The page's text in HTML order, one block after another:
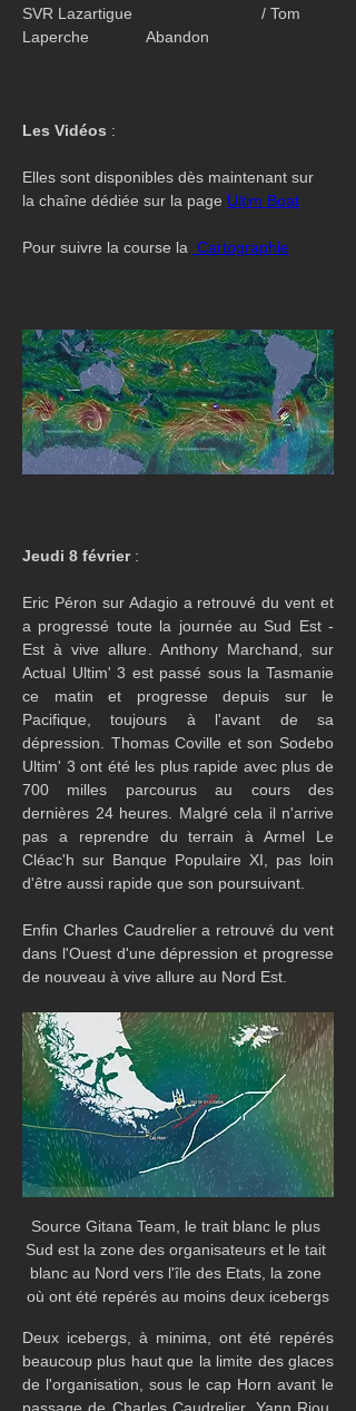
SVR Lazartigue                             / Tom
Laperche             Abandon
Les Vidéos :
Elles sont disponibles dès maintenant sur
la chaîne dédiée sur la page Ultim Boat
Pour suivre la course la Cartographie
Jeudi 8 février :
Eric Péron sur Adagio a retrouvé du vent et
a progressé toute la journée au Sud Est -
Est à vive allure. Anthony Marchand, sur
Actual Ultim' 3 est passé sous la Tasmanie
ce matin et progresse depuis sur le
Pacifique, toujours à l'avant de sa
dépression. Thomas Coville et son Sodebo
Ultim' 3 ont été les plus rapide avec plus de
700 milles parcourus au cours des
dernières 24 heures. Malgré cela il n'arrive
pas a reprendre du terrain à Armel Le
Cléac'h sur Banque Populaire XI, pas loin
d'être aussi rapide que son poursuivant.
Enfin Charles Caudrelier a retrouvé du vent
dans l'Ouest d'une dépression et progresse
de nouveau à vive allure au Nord Est.
Source Gitana Team, le trait blanc le plus
Sud est la zone des organisateurs et le tait
blanc au Nord vers l'île des Etats, la zone
où ont été repérés au moins deux icebergs
Deux icebergs, à minima, ont été repérés
beaucoup plus haut que la limite des glaces
de l'organisation, sous le cap Horn avant le